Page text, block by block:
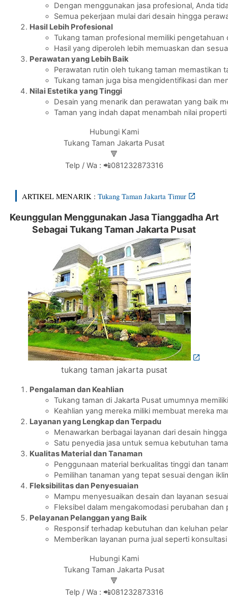
Dengan menggunakan jasa profesional, Anda
Semua pekerjaan mulai dari desain hingga
Hasil Lebih Profesional
Tukang taman profesional memiliki
Hasil yang diperoleh lebih memuaskan dan
Perawatan yang Lebih Baik
Perawatan rutin oleh tukang taman memastikan
Tukang taman juga bisa mengidentifikasi dan
Nilai Estetika yang Tinggi
Desain yang menarik dan perawatan yang baik
Taman yang indah dapat menambah nilai
Hubungi Kami
Tukang Taman Jakarta Pusat
🔻
Telp / Wa : 📲081232873316
ARTIKEL MENARIK : Tukang Taman Jakarta Timur
Keunggulan Menggunakan Jasa Tianggadha Art
Sebagai Tukang Taman Jakarta Pusat
tukang taman jakarta pusat
Pengalaman dan Keahlian
Tukang taman di Jakarta Pusat umumnya
Keahlian yang mereka miliki membuat mereka
Layanan yang Lengkap dan Terpadu
Menawarkan berbagai layanan dari desain
Satu penyedia jasa untuk semua kebutuhan
Kualitas Material dan Tanaman
Penggunaan material berkualitas tinggi dan
Pemilihan tanaman yang tepat sesuai dengan
Fleksibilitas dan Penyesuaian
Mampu menyesuaikan desain dan layanan
Fleksibel dalam mengakomodasi perubahan
Pelayanan Pelanggan yang Baik
Responsif terhadap kebutuhan dan keluhan
Memberikan layanan purna jual seperti
Hubungi Kami
Tukang Taman Jakarta Pusat
🔻
Telp / Wa : 📲081232873316